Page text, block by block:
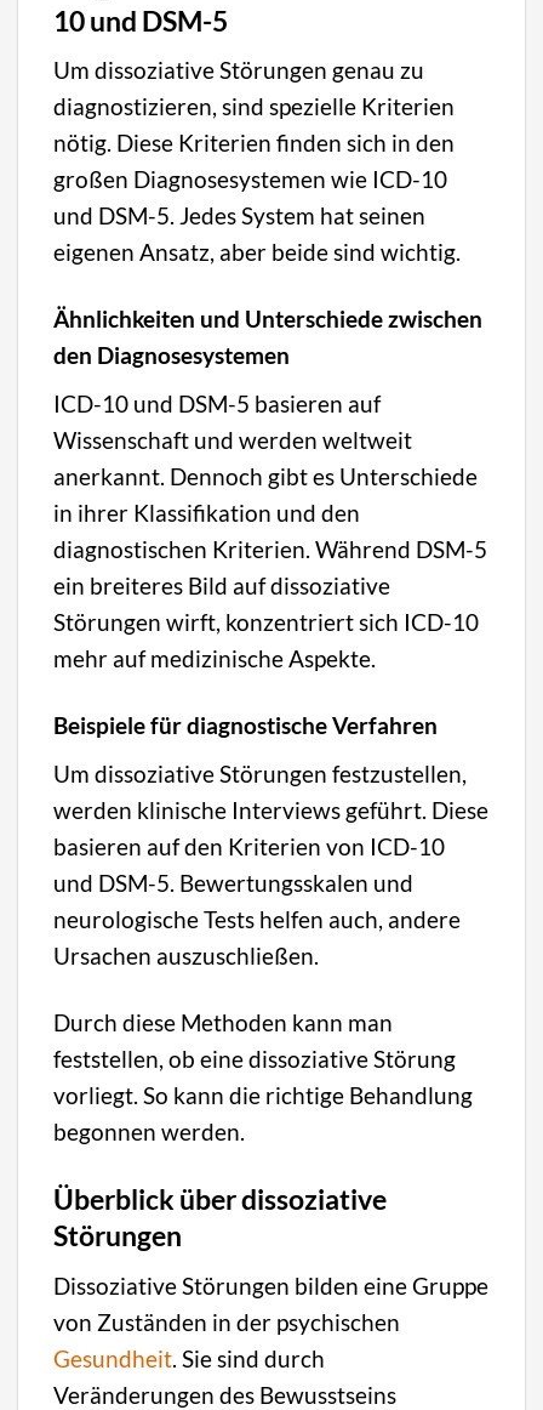
10 und DSM-5
Um dissoziative Störungen genau zu
diagnostizieren, sind spezielle Kriterien
nötig. Diese Kriterien finden sich in den
großen Diagnosesystemen wie ICD-10
und DSM-5. Jedes System hat seinen
eigenen Ansatz, aber beide sind wichtig.
Ähnlichkeiten und Unterschiede zwischen
den Diagnosesystemen
ICD-10 und DSM-5 basieren auf
Wissenschaft und werden weltweit
anerkannt. Dennoch gibt es Unterschiede
in ihrer Klassifikation und den
diagnostischen Kriterien. Während DSM-5
ein breiteres Bild auf dissoziative
Störungen wirft, konzentriert sich ICD-10
mehr auf medizinische Aspekte.
Beispiele für diagnostische Verfahren
Um dissoziative Störungen festzustellen,
werden klinische Interviews geführt. Diese
basieren auf den Kriterien von ICD-10
und DSM-5. Bewertungsskalen und
neurologische Tests helfen auch, andere
Ursachen auszuschließen.
Durch diese Methoden kann man
feststellen, ob eine dissoziative Störung
vorliegt. So kann die richtige Behandlung
begonnen werden.
Überblick über dissoziative
Störungen
Dissoziative Störungen bilden eine Gruppe
von Zuständen in der psychischen
Gesundheit. Sie sind durch
Veränderungen des Bewusstseins